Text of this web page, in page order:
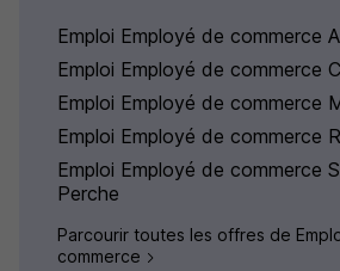
Emploi Employé de commerce
Emploi Employé de commerce
Emploi Employé de commerce
Emploi Employé de commerce
Emploi Employé de commerce
Perche
Parcourir toutes les offres de
commerce